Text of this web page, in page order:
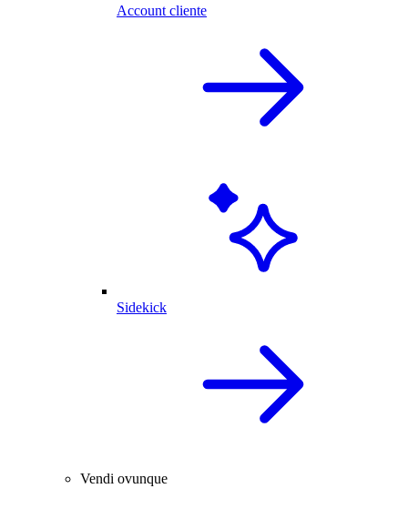
Account cliente
Sidekick
Vendi ovunque